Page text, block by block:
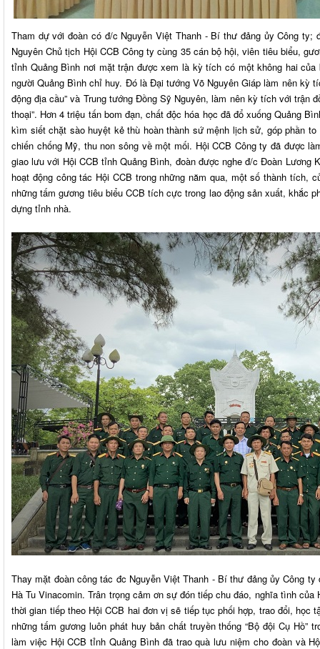
Tham dự với đoàn có đ/c Nguyễn Việt Thanh - Bí thư đảng ủy Công ty;
Nguyên Chủ tịch Hội CCB Công ty cùng 35 cán bộ hội, viên tiêu biểu,
tỉnh Quảng Bình nơi mặt trận được xem là kỳ tích có một không hai
người Quảng Bình chỉ huy. Đó là Đại tướng Võ Nguyên Giáp làm nên kỳ
động địa cầu” và Trung tướng Đồng Sỹ Nguyên, làm nên kỳ tích với trận
thoại”. Hơn 4 triệu tấn bom đạn, chất độc hóa học đã đổ xuống Quảng
kìm siết chặt sào huyệt kẻ thù hoàn thành sứ mệnh lịch sử, góp phần
chiến chống Mỹ, thu non sông về một mối. Hội CCB Công ty đã được
giao lưu với Hội CCB tỉnh Quảng Bình, đoàn được nghe đ/c Đoàn Lương
hoạt động công tác Hội CCB trong những năm qua, một số thành tích,
những tấm gương tiêu biểu CCB tích cực trong lao động sản xuất, khắc
dựng tỉnh nhà.
Thay mặt đoàn công tác đc Nguyễn Việt Thanh - Bí thư đảng ủy Công
Hà Tu Vinacomin. Trân trọng cảm ơn sự đón tiếp chu đáo, nghĩa tình
thời gian tiếp theo Hội CCB hai đơn vị sẽ tiếp tục phối hợp, trao đổi, học
những tấm gương luôn phát huy bản chất truyền thống “Bộ đội Cụ Hồ”
làm việc Hội CCB tỉnh Quảng Bình đã trao quà lưu niệm cho đoàn và